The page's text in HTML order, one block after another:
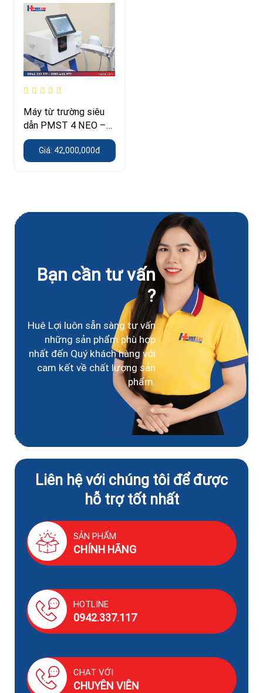
Máy từ trường siêu
dẫn PMST 4 NEO –
bản kết hợp hồng
ngoạiGiá: 42,000,000đ
Bạn cần tư vấn
?
Huê Lợi luôn sẵn sàng tư vấn
những sản phẩm phù hợp
nhất đến Quý khách hàng với
cam kết về chất lượng sản
phẩm.
Liên hệ với chúng tôi để được
hỗ trợ tốt nhất
SẢN PHẨM
CHÍNH HÃNG
HOTLINE
0942.337.117
CHAT VỚI
CHUYÊN VIÊN